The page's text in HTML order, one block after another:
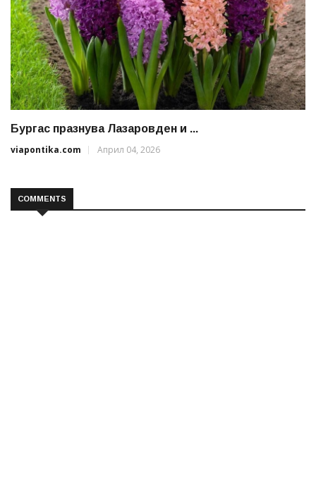
Бургас празнува Лазаровден и ...
viapontika.com
Април 04, 2026
COMMENTS